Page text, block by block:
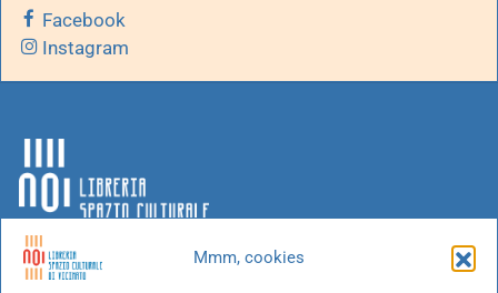
Mmm, cookies
Facebook
Instagram